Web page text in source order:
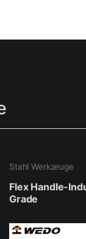
Stahl Werkzeuge
Flex Handle-
Grade